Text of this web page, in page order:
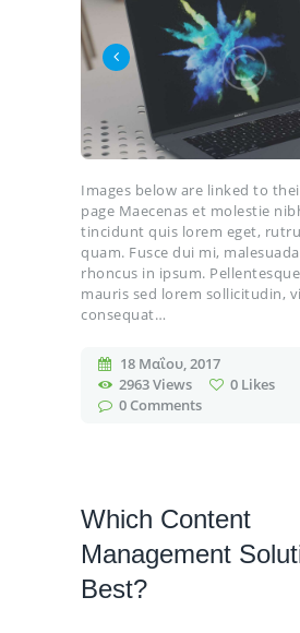
Images below are linked to
page Maecenas et molestie
tincidunt quis lorem eget,
quam. Fusce dui mi,
rhoncus in ipsum.
mauris sed lorem sollicitudin,
consequat…
18 Μαΐου, 2017
2963Views 0 Likes
0Comments
Which Content
Management
Best?